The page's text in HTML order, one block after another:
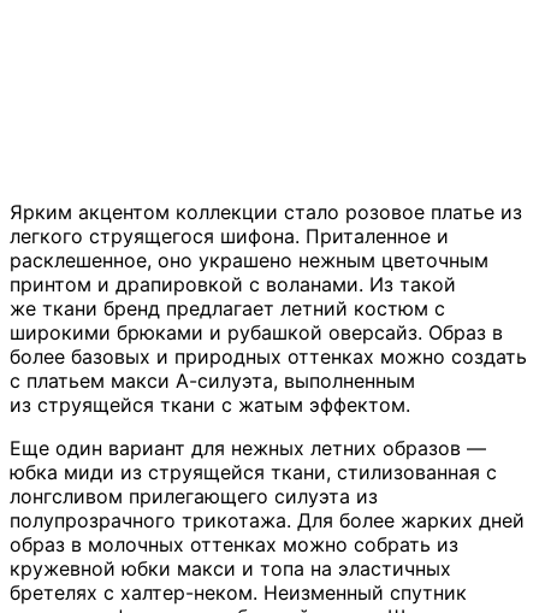
Ярким акцентом коллекции стало розовое платье из
легкого струящегося шифона. Приталенное и
расклешенное, оно украшено нежным цветочным
принтом и драпировкой с воланами. Из такой
же ткани бренд предлагает летний костюм с
широкими брюками и рубашкой оверсайз. Образ в
более базовых и природных оттенках можно создать
с платьем макси А-силуэта, выполненным
из струящейся ткани с жатым эффектом.
Еще один вариант для нежных летних образов —
юбка миди из струящейся ткани, стилизованная с
лонгсливом прилегающего силуэта из
полупрозрачного трикотажа. Для более жарких дней
образ в молочных оттенках можно собрать из
кружевной юбки макси и топа на эластичных
бретелях с халтер-неком. Неизменный спутник